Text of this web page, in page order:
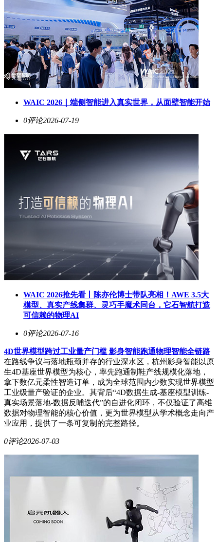
WAIC 2026｜端侧智能进入真实世界，从面壁智能开始
0评论2026-07-19
WAIC 2026抢先看丨陈亦伦博士带队亮相！AWE 3.5大
模型、真实产线集群、灵巧手魔术同台，它石智航打造
可信赖的物理AI
0评论2026-07-16
4D世界模型跨过工业量产门槛 影身智能跑通物理智能全链路
在路线争议与落地瓶颈并存的行业深水区，杭州影身智能以原
生4D基座世界模型为核心，率先跑通制鞋产线规模化落地，
拿下数亿元柔性智造订单，成为全球范围内少数实现世界模型
工业级量产验证的企业。其背后“4D数据生成-基座模型训练-
真实场景落地-数据反哺迭代”的自进化闭环，不仅验证了高维
数据对物理智能的核心价值，更为世界模型从学术概念走向产
业应用，提供了一条可复制的完整路径。
0评论2026-07-03